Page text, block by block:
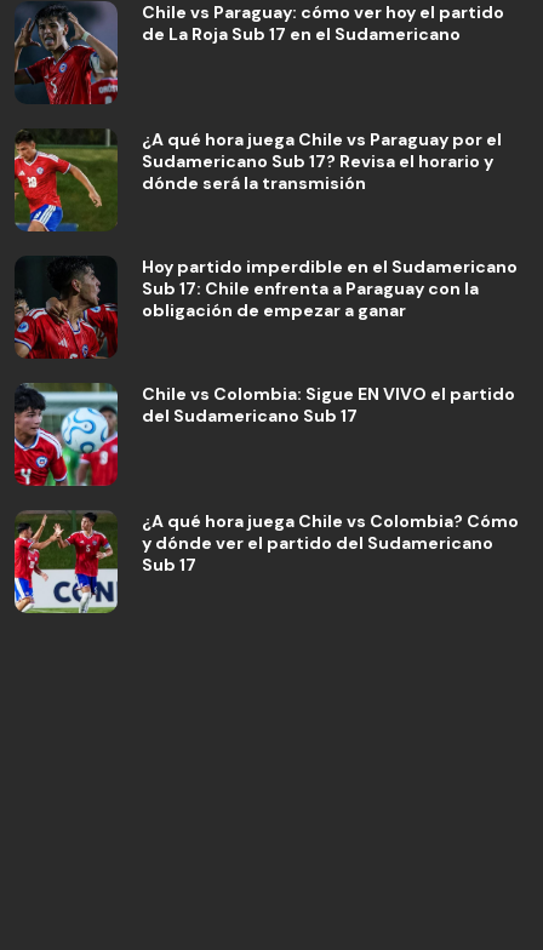
Chile vs Paraguay: cómo ver hoy el partido
de La Roja Sub 17 en el Sudamericano
¿A qué hora juega Chile vs Paraguay por el
Sudamericano Sub 17? Revisa el horario y
dónde será la transmisión
Hoy partido imperdible en el Sudamericano
Sub 17: Chile enfrenta a Paraguay con la
obligación de empezar a ganar
Chile vs Colombia: Sigue EN VIVO el partido
del Sudamericano Sub 17
¿A qué hora juega Chile vs Colombia? Cómo
y dónde ver el partido del Sudamericano
Sub 17